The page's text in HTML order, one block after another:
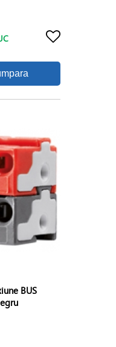
BUS